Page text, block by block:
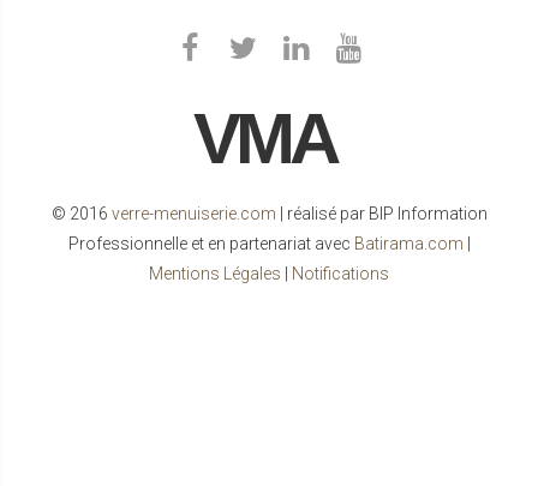
VMA
© 2016 verre-menuiserie.com | réalisé par BIP Information
Professionnelle et en partenariat avec Batirama.com
Mentions Légales
Notifications